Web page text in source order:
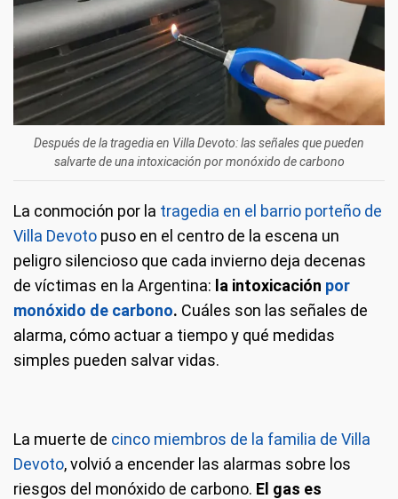
Después de la tragedia en Villa Devoto: las señales que pueden
salvarte de una intoxicación por monóxido de carbono
La conmoción por la tragedia en el barrio porteño de
Villa Devoto puso en el centro de la escena un
peligro silencioso que cada invierno deja decenas
de víctimas en la Argentina: la intoxicación por
monóxido de carbono. Cuáles son las señales de
alarma, cómo actuar a tiempo y qué medidas
simples pueden salvar vidas.
La muerte de cinco miembros de la familia de Villa
Devoto, volvió a encender las alarmas sobre los
riesgos del monóxido de carbono. El gas es